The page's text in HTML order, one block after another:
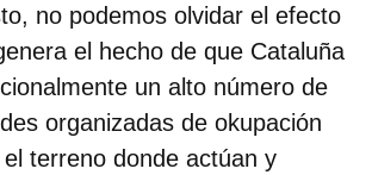
no podemos olvidar el efecto
el hecho de que Cataluña
un alto número de
organizadas de okupación
terreno donde actúan y